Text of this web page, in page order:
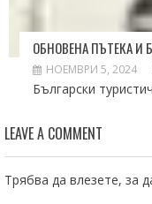
ОБНОВЕНА ПЪТЕКА
НОЕМВРИ 5, 2024
Български
LEAVE A COMMENT
Трябва да влезете, за